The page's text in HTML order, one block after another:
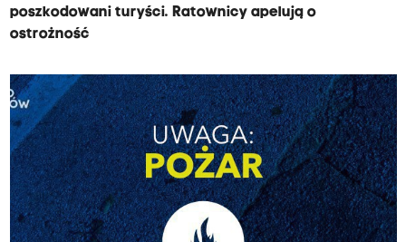
poszkodowani turyści. Ratownicy apelują o
ostrożność